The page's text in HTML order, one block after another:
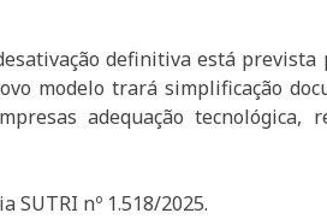
definitiva está prevista
modelo trará simplificação
adequação tecnológica,
SUTRI nº 1.518/2025.